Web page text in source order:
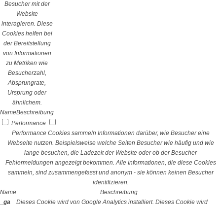
Besucher mit der
Website
interagieren. Diese
Cookies helfen bei
der Bereitstellung
von Informationen
zu Metriken wie
Besucherzahl,
Absprungrate,
Ursprung oder
ähnlichem.
NameBeschreibung
Performance
Performance Cookies sammeln Informationen darüber, wie Besucher eine
Webseite nutzen. Beispielsweise welche Seiten Besucher wie häufig und wie
lange besuchen, die Ladezeit der Website oder ob der Besucher
Fehlermeldungen angezeigt bekommen. Alle Informationen, die diese Cookies
sammeln, sind zusammengefasst und anonym - sie können keinen Besucher
identifizieren.
Name
Beschreibung
_ga
Dieses Cookie wird von Google Analytics installiert. Dieses Cookie wird